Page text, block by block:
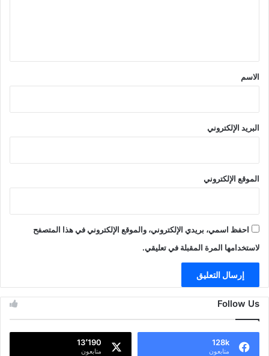
*
الاسم
البريد الإلكتروني
الموقع الإلكتروني
احفظ اسمي، بريدي الإلكتروني، والموقع الإلكتروني في هذا المتصفح
لاستخدامها المرة المقبلة في تعليقي.
Follow Us
128k
متابعون
13٬190
متابعون